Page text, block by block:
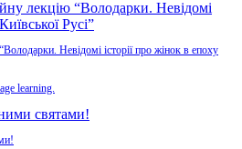
Невідомі історії про жінок в епоху
learning.